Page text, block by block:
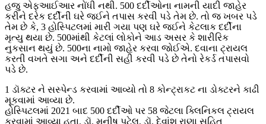
હજુ એફઆઈઆર નોંધી નથી. 500 દર્દીઓના નામની યાદી જાહેર
કરીને દરેક દર્દીની ઘરે જઈને તપાસ કરવી પડે તેમ છે. તો જ ખબર પડે
તેમ છે કે, 3 હોસ્પિટલમાં મારી ગયા પણ ઘરે જઈને કેટલાક દર્દીના
મૃત્યુ થયા છે. 500માંથી કેટલાં લોકોને આડ અસર કે શારીરિક
નુકસાન થયું છે. 500ના નામો જાહેર કરવા જોઈએ. દવાના ટ્રાયલ
કરતી વખતે સગા અને દર્દીની સહી કરવી પડે છે તેનો રેકર્ડ તપાસવો
પડે છે.
1 ડૉક્ટર ને સસ્પેન્ડ કરવામાં આવ્યો તો 8 કોન્ટ્રાકટ ના ડોક્ટરને કાઢી
મૂકવામાં આવ્યા છે.
હોસ્પિટલમાં 2021 બાદ 500 દર્દીઓ પર 58 જેટલા ક્લિનિકલ ટ્રાયલ
કરવામાં આવ્યા હતા. ડૉ. મનીષ પટેલ, ડૉ. દેવાંશ રાણા સહિત